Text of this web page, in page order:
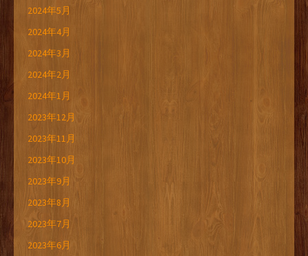
2024年5月
2024年4月
2024年3月
2024年2月
2024年1月
2023年12月
2023年11月
2023年10月
2023年9月
2023年8月
2023年7月
2023年6月